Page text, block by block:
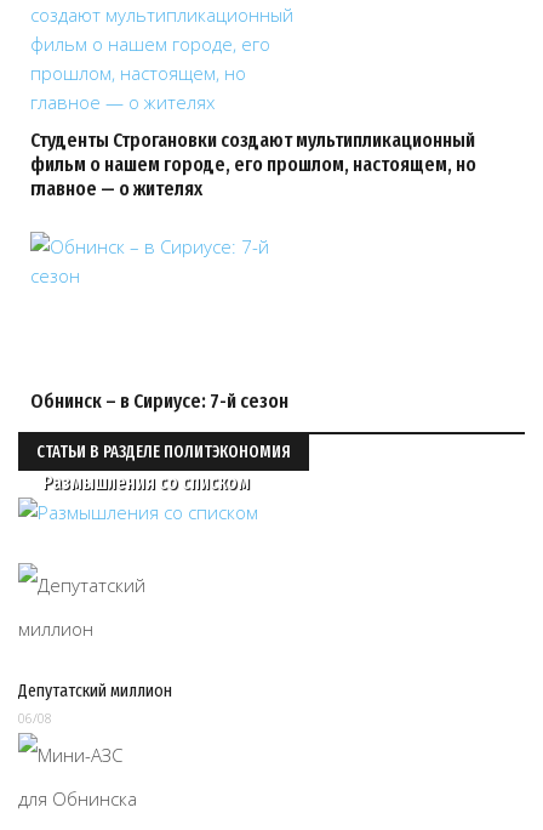
Студенты Строгановки создают мультипликационный
фильм о нашем городе, его прошлом, настоящем, но
главное — о жителях
Обнинск – в Сириусе: 7-й сезон
СТАТЬИ В РАЗДЕЛЕ ПОЛИТЭКОНОМИЯ
Размышления со списком
Депутатский миллион
06/08